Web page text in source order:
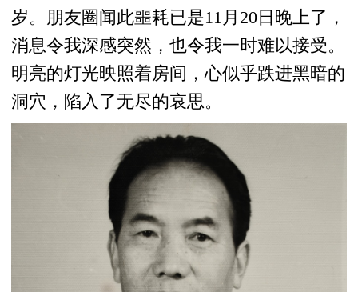
岁。朋友圈闻此噩耗已是11月20日晚上了，
消息令我深感突然，也令我一时难以接受。
明亮的灯光映照着房间，心似乎跌进黑暗的
洞穴，陷入了无尽的哀思。